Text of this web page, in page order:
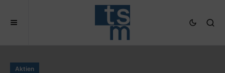
Aktien